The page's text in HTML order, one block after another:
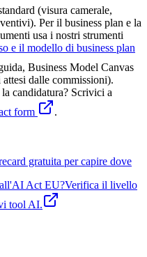
(visura camerale,
Per il business plan e la
usa i nostri strumenti
e il modello di business plan
Business Model Canvas
dalle commissioni).
candidatura? Scrivici a
form
.
gratuita per capire dove
Act EU?Verifica il livello
tool AI.